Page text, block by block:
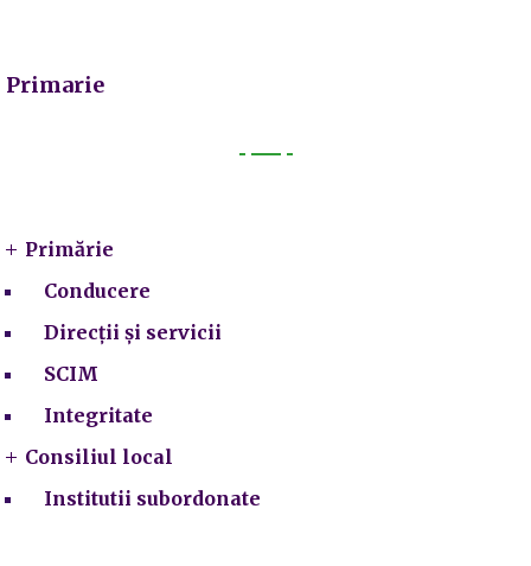
Primarie
Primărie
Conducere
Direcții și servicii
SCIM
Integritate
Consiliul local
Institutii subordonate